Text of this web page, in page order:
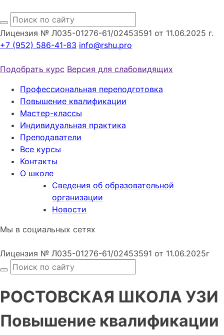
Лицензия № Л035-01276-61/02453591 от 11.06.2025 г.
+7 (952) 586-41-83 info@rshu.pro
Подобрать курс Версия для слабовидящих
Профессиональная переподготовка
Повышение квалификации
Мастер-классы
Индивидуальная практика
Преподаватели
Все курсы
Контакты
О школе
Сведения об образовательной
организации
Новости
Мы в социальных сетях
Лицензия № Л035-01276-61/02453591 от 11.06.2025г
РОСТОВСКАЯ ШКОЛА УЗИ
Повышение квалификации